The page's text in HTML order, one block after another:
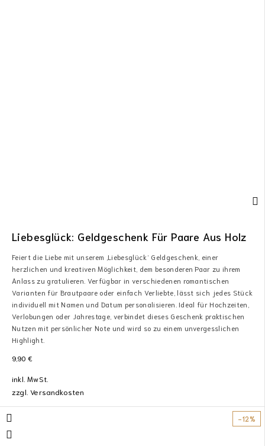
Liebesglück: Geldgeschenk Für Paare Aus Holz
Feiert die Liebe mit unserem ‚Liebesglück‘ Geldgeschenk, einer
herzlichen und kreativen Möglichkeit, dem besonderen Paar zu ihrem
Anlass zu gratulieren. Verfügbar in verschiedenen romantischen
Varianten für Brautpaare oder einfach Verliebte, lässt sich jedes Stück
individuell mit Namen und Datum personalisieren. Ideal für Hochzeiten,
Verlobungen oder Jahrestage, verbindet dieses Geschenk praktischen
Nutzen mit persönlicher Note und wird so zu einem unvergesslichen
Highlight.
9,90 €
inkl. MwSt.
zzgl.Versandkosten
-12%